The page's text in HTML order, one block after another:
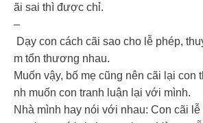
ãi sai thì được chỉ.
–
Dạy con cách cãi sao cho lễ phép,
m tổn thương nhau.
Muốn vậy, bố mẹ cũng nên cãi lại con
nh muốn con tranh luận lại với mình.
Nhà mình hay nói với nhau: Con cãi